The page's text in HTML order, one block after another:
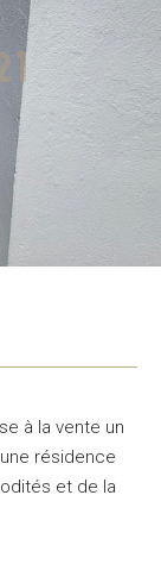
à la vente un
résidence
et de la